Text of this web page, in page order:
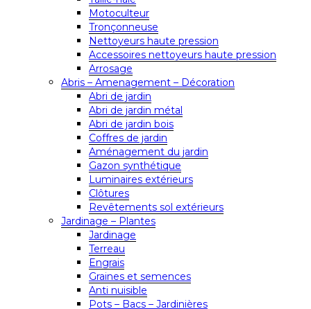
Motoculteur
Tronçonneuse
Nettoyeurs haute pression
Accessoires nettoyeurs haute pression
Arrosage
Abris – Amenagement – Décoration
Abri de jardin
Abri de jardin métal
Abri de jardin bois
Coffres de jardin
Aménagement du jardin
Gazon synthétique
Luminaires extérieurs
Clôtures
Revêtements sol extérieurs
Jardinage – Plantes
Jardinage
Terreau
Engrais
Graines et semences
Anti nuisible
Pots – Bacs – Jardinières